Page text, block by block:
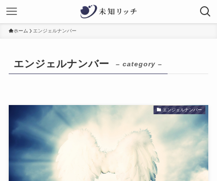
ホーム エンジェルナンバー
エンジェルナンバー – category –
エンジェルナンバー